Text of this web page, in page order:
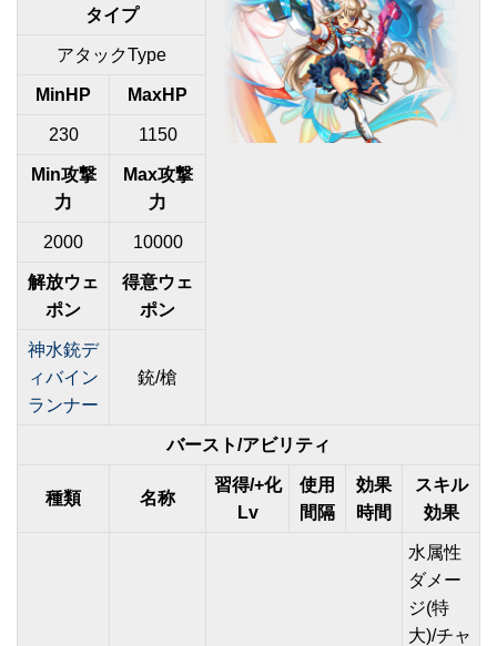
タイプ
アタックType
MinHP MaxHP
230 1150
Min攻撃
力
Max攻撃
力
2000 10000
解放ウェ
ポン
得意ウェ
ポン
神水銃デ
ィバイン
ランナー
銃/槍
バースト/アビリティ
種類 名称
習得/+化
Lv
使用
間隔
効果
時間
スキル
効果
水属性
ダメー
ジ(特
大)/チャ